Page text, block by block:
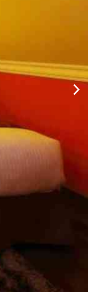
Lạt và là sự lựa
địa điểm khác trong
phố.